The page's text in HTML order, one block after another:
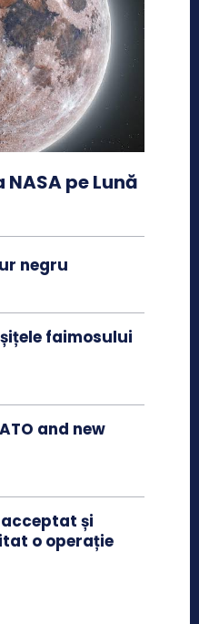
pe Lună
negru
faimosului
and new
și
o operație